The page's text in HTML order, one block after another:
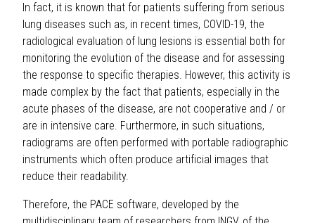
In fact, it is known that for patients suffering from serious
lung diseases such as, in recent times, COVID-19, the
radiological evaluation of lung lesions is essential both for
monitoring the evolution of the disease and for assessing
the response to specific therapies. However, this activity is
made complex by the fact that patients, especially in the
acute phases of the disease, are not cooperative and / or
are in intensive care. Furthermore, in such situations,
radiograms are often performed with portable radiographic
instruments which often produce artificial images that
reduce their readability.
Therefore, the PACE software, developed by the